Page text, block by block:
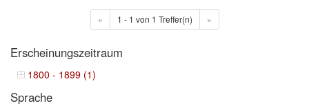
« 1 - 1 von 1 Treffer(n) »
Erscheinungszeitraum
1800 - 1899 (1)
Sprache